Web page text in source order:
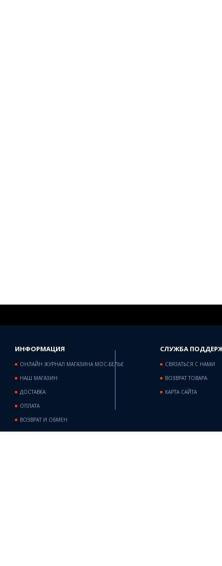
ИНФОРМАЦИЯ
ОНЛАЙН ЖУРНАЛ МАГАЗИНА МОС-БЕЛЬЕ
НАШ МАГАЗИН
ДОСТАВКА
ОПЛАТА
ВОЗВРАТ И ОБМЕН
СЛУЖБА
СВЯЗАТЬСЯ С НАМИ
ВОЗВРАТ ТОВАРА
КАРТА САЙТА